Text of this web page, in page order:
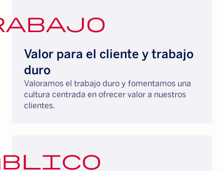
Valor para el cliente y trabajo
duro
Valoramos el trabajo duro y fomentamos una
cultura centrada en ofrecer valor a nuestros
clientes.